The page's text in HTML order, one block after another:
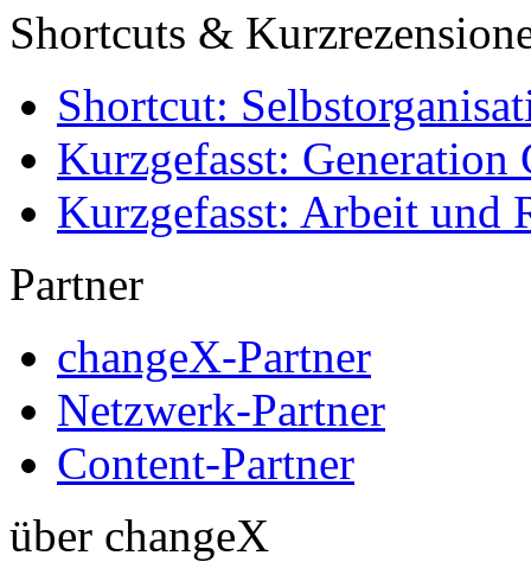
Shortcuts &
Shortcut:
Kurzgefasst: Generation
Kurzgefasst: Arbeit und
Partner
changeX-Partner
Netzwerk-Partner
Content-Partner
über changeX